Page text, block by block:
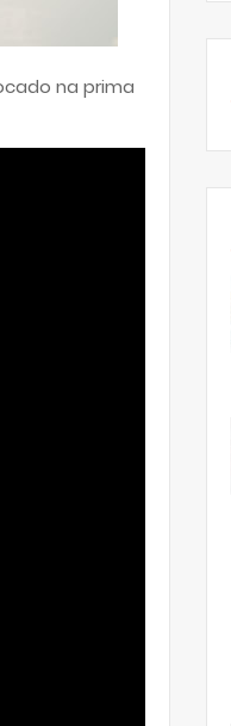
na prima